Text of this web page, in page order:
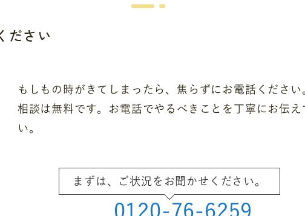
ださい
もしもの時がきてしまったら、焦らずにお電話ください
相談は無料です。お電話でやるべきことを丁寧にお伝え
い。
まずは、ご状況をお聞かせください。
0120-76-6259